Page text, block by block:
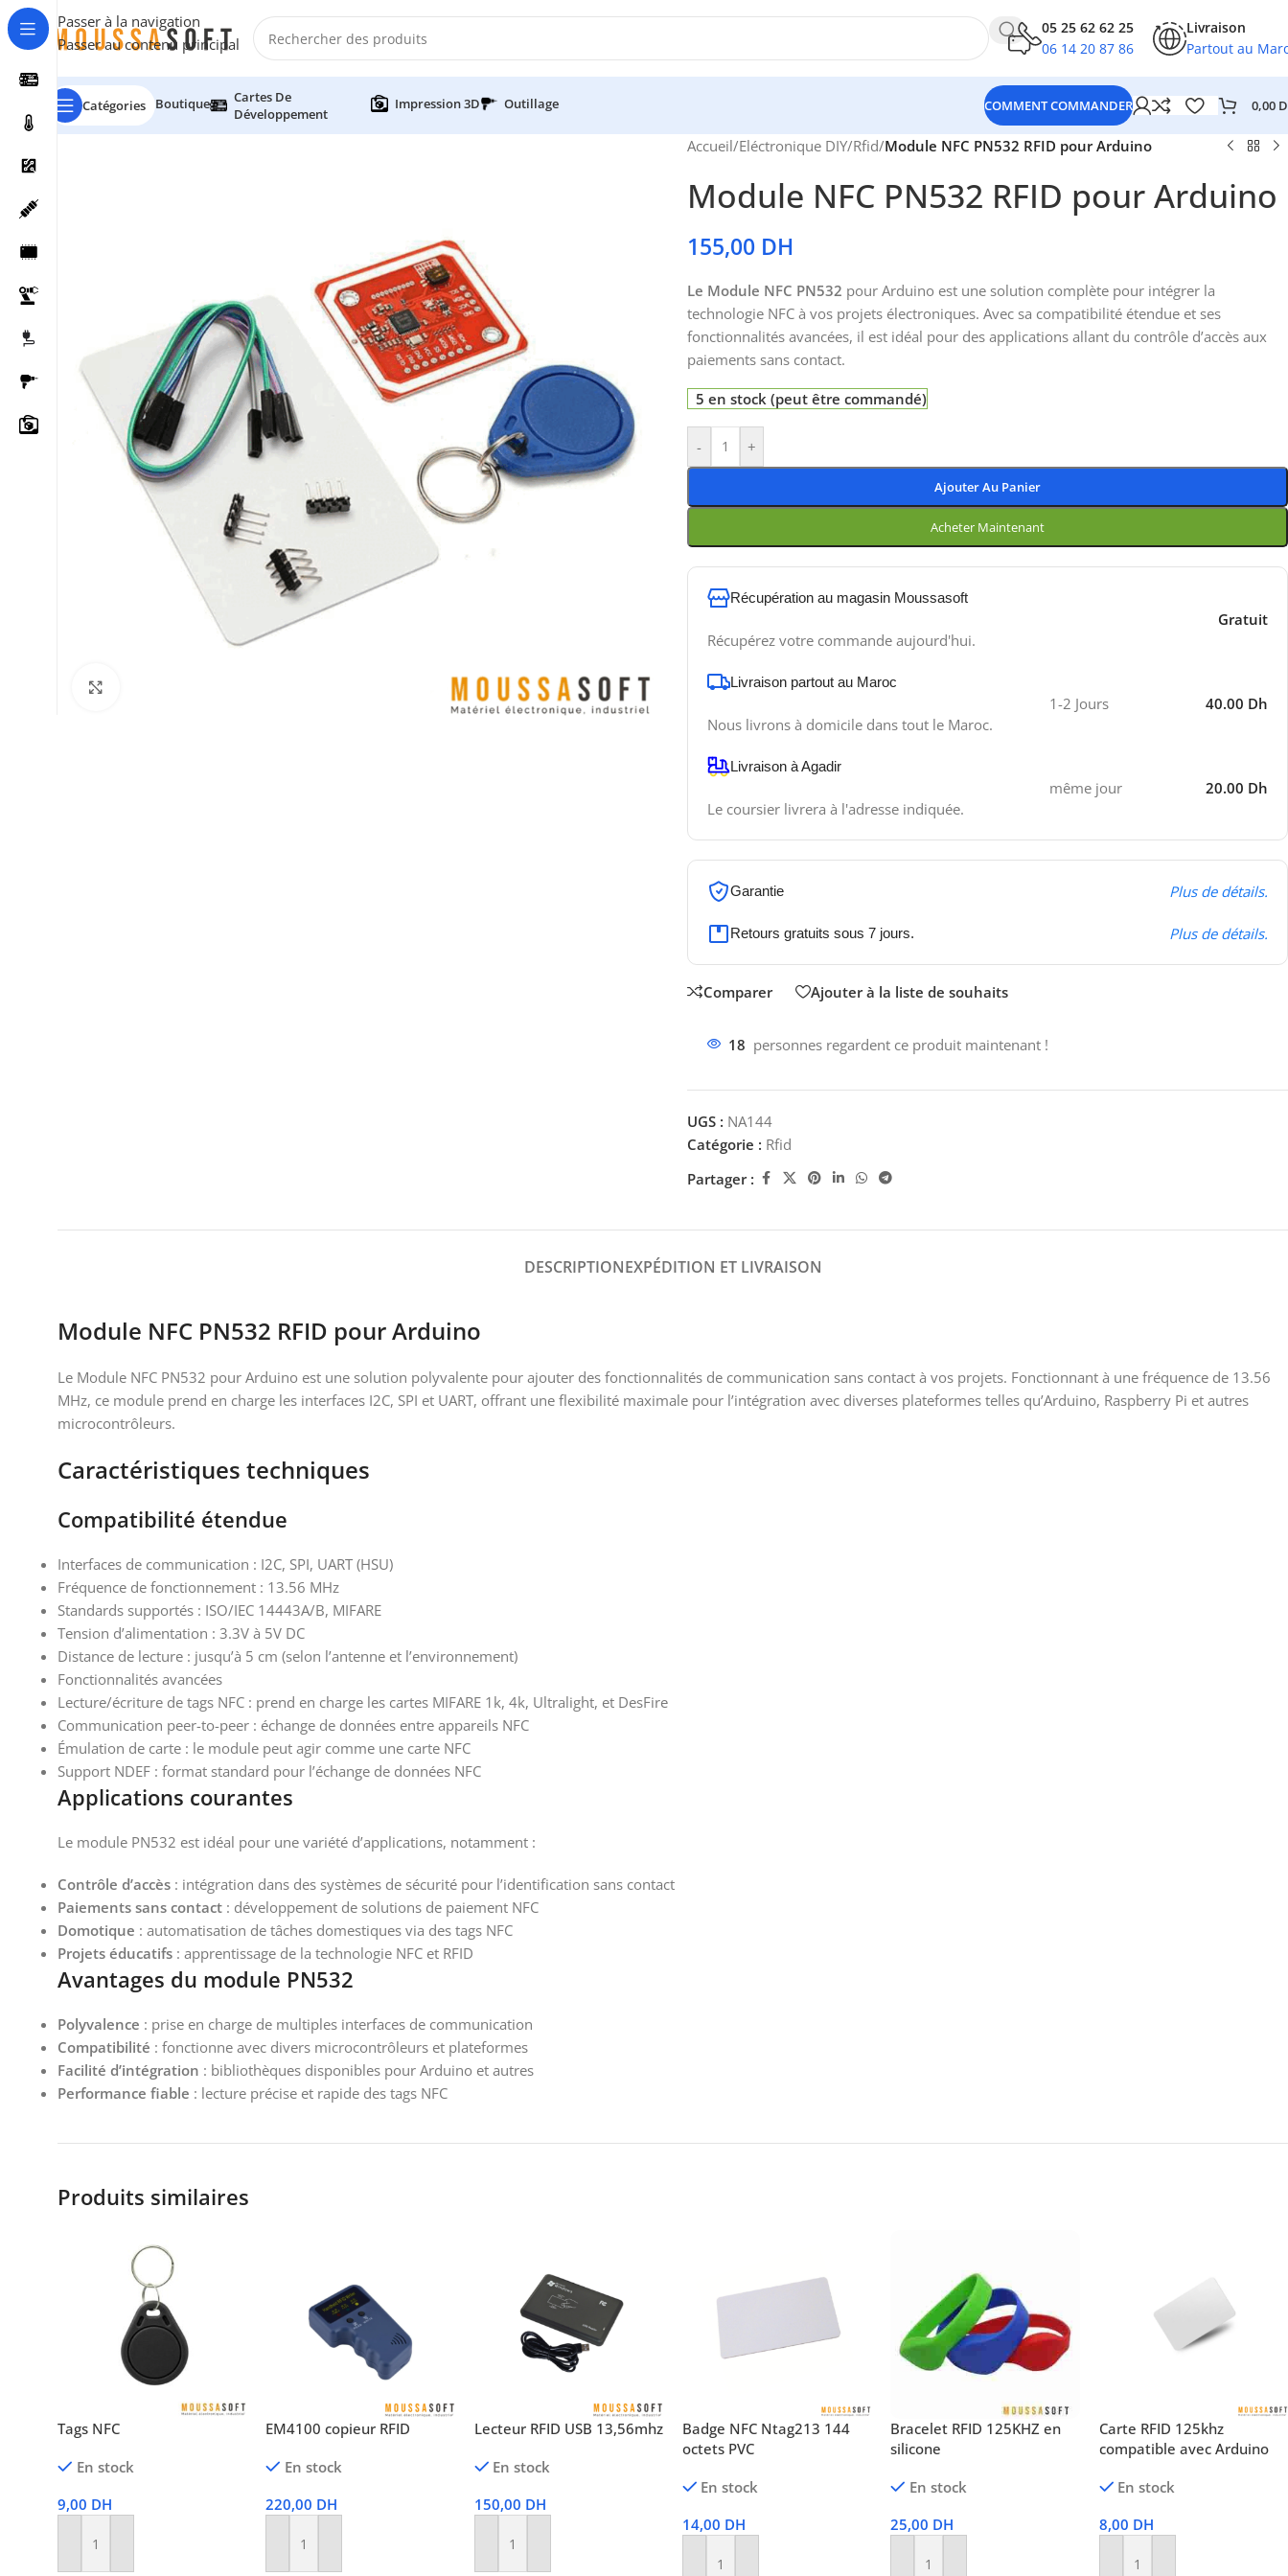
Passer à la navigation
Passer au contenu principal
moussasoft
05 25 62 62 25
06 14 20 87 86
Livraison
Partout au
Catégories Boutique
Cartes De
Développement
Impression 3D Outillage COMMENT COMMANDER 0,00
Accueil/Eléctronique DIY/Rfid/Module NFC PN532 RFID pour Arduino
Module NFC PN532 RFID pour Arduino
155,00 DH
Le Module NFC PN532 pour Arduino est une solution complète pour intégrer la
technologie NFC à vos projets électroniques. Avec sa compatibilité étendue et ses
fonctionnalités avancées, il est idéal pour des applications allant du contrôle d’accès aux
paiements sans contact.
5 en stock (peut être commandé)
- +
Ajouter Au Panier
Acheter Maintenant
Récupération au magasin Moussasoft
Récupérez votre commande aujourd'hui.
Gratuit
Livraison partout au Maroc
Nous livrons à domicile dans tout le Maroc.
1-2 Jours 40.00 Dh
Livraison à Agadir
Le coursier livrera à l'adresse indiquée.
même jour 20.00 Dh
Garantie Plus de détails.
Retours gratuits sous 7 jours. Plus de détails.
Comparer Ajouter à la liste de souhaits
18 personnes regardent ce produit maintenant !
UGS : NA144
Catégorie : Rfid
Partager :
DESCRIPTIONEXPÉDITION ET LIVRAISON
Module NFC PN532 RFID pour Arduino
Le Module NFC PN532 pour Arduino est une solution polyvalente pour ajouter des fonctionnalités de communication sans contact à vos projets. Fonctionnant à une fréquence de 13.56
MHz, ce module prend en charge les interfaces I2C, SPI et UART, offrant une flexibilité maximale pour l’intégration avec diverses plateformes telles qu’Arduino, Raspberry Pi et autres
microcontrôleurs.
Caractéristiques techniques​
Compatibilité étendue​
Interfaces de communication : I2C, SPI, UART (HSU)
Fréquence de fonctionnement : 13.56 MHz
Standards supportés : ISO/IEC 14443A/B, MIFARE
Tension d’alimentation : 3.3V à 5V DC
Distance de lecture : jusqu’à 5 cm (selon l’antenne et l’environnement) ​
Fonctionnalités avancées
Lecture/écriture de tags NFC : prend en charge les cartes MIFARE 1k, 4k, Ultralight, et DesFire
Communication peer-to-peer : échange de données entre appareils NFC
Émulation de carte : le module peut agir comme une carte NFC
Support NDEF : format standard pour l’échange de données NFC ​
Applications courantes​
Le module PN532 est idéal pour une variété d’applications, notamment :​
Contrôle d’accès : intégration dans des systèmes de sécurité pour l’identification sans contact
Paiements sans contact : développement de solutions de paiement NFC
Domotique : automatisation de tâches domestiques via des tags NFC
Projets éducatifs : apprentissage de la technologie NFC et RFID ​
Avantages du module PN532​
Polyvalence : prise en charge de multiples interfaces de communication
Compatibilité : fonctionne avec divers microcontrôleurs et plateformes
Facilité d’intégration : bibliothèques disponibles pour Arduino et autres
Performance fiable : lecture précise et rapide des tags NFC
Produits similaires
Tags NFC
En stock
9,00 DH
Ajouter Au Panier
EM4100 copieur RFID
En stock
220,00 DH
Ajouter Au Panier
Lecteur RFID USB 13,56mhz
En stock
150,00 DH
Ajouter Au Panier
Badge NFC Ntag213 144
octets PVC
En stock
14,00 DH
Ajouter Au Panier
Bracelet RFID 125KHZ en
silicone
En stock
25,00 DH
Ajouter Au Panier
Carte RFID 125khz
compatible avec Arduino
En stock
8,00 DH
Ajouter Au Panier